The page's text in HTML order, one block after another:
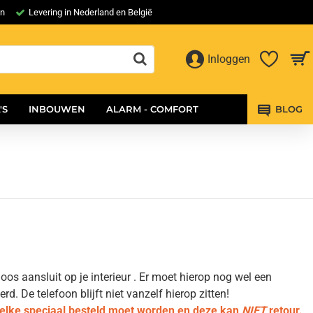
Levering in Nederland en België
Inloggen
INBOUWEN ALARM - COMFORT BLOG
aansluit op je interieur . Er moet hierop nog wel een
De telefoon blijft niet vanzelf hierop zitten!